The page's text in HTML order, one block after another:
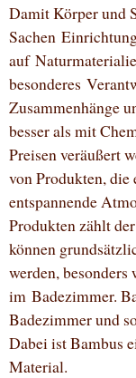
Damit Körper und
Sachen
auf
besonderes
Zusammenhänge
besser als mit
Preisen veräußert
von Produkten, die
entspannende
Produkten zählt
können
werden,
im Badezimmer.
Badezimmer und
Dabei ist Bambus
Material.